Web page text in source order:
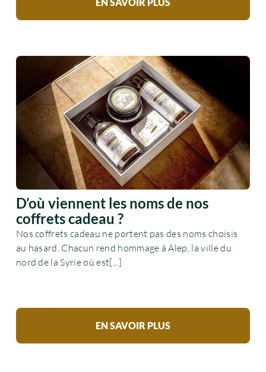
D’où viennent les noms de nos
coffrets cadeau ?
Nos coffrets cadeau ne portent pas des noms choisis
au hasard. Chacun rend hommage à Alep, la ville du
nord de la Syrie où est[...]
EN SAVOIR PLUS